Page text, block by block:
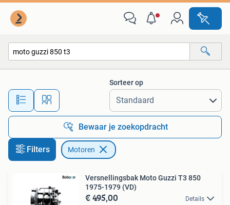
Alle afstanden…
Sorteer op
Bewaar je zoekopdracht
Filters Motoren
Versnellingsbak Moto Guzzi T3 850
1975-1979 (VD)
€ 495,00 Details